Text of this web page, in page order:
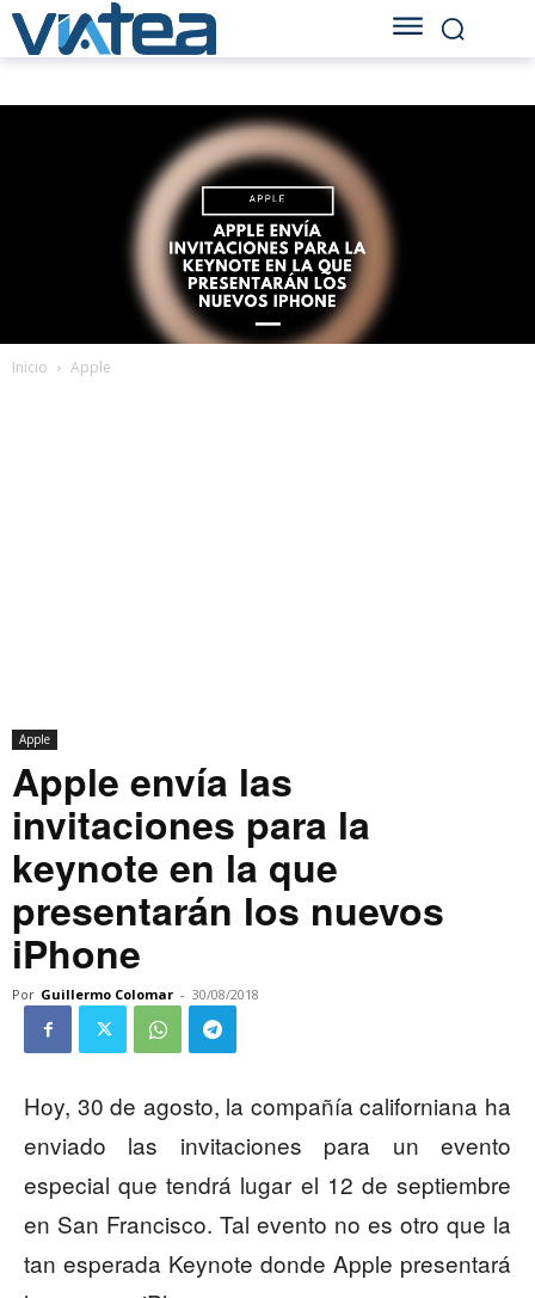
Inicio Apple
Apple
Apple envía las
invitaciones para la
keynote en la que
presentarán los nuevos
iPhone
Por Guillermo Colomar - 30/08/2018
Hoy, 30 de agosto, la compañía californiana ha
enviado las invitaciones para un evento
especial que tendrá lugar el 12 de septiembre
en San Francisco. Tal evento no es otro que la
tan esperada Keynote donde Apple presentará